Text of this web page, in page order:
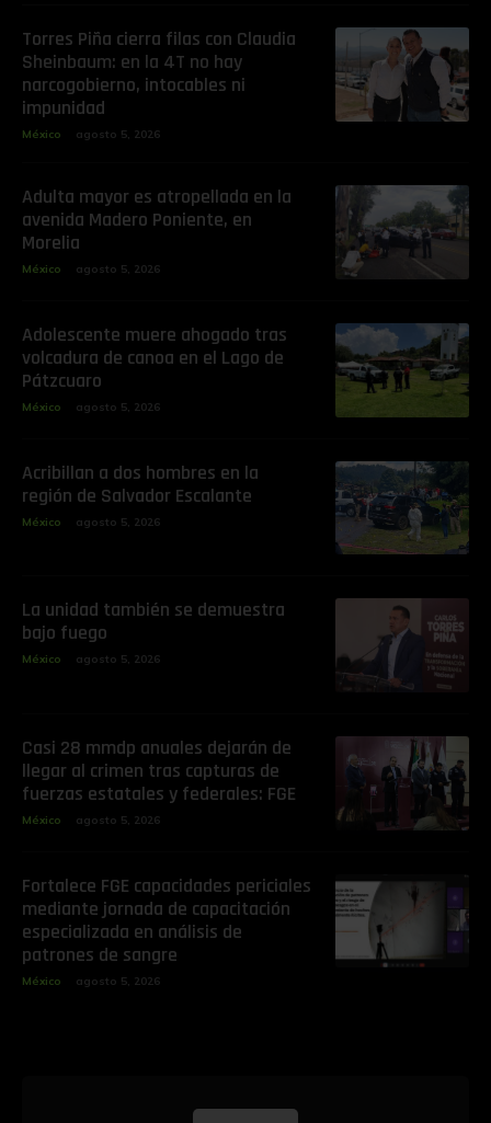
Torres Piña cierra filas con Claudia
Sheinbaum: en la 4T no hay
narcogobierno, intocables ni
impunidad
México agosto 5, 2026
Adulta mayor es atropellada en la
avenida Madero Poniente, en
Morelia
México agosto 5, 2026
Adolescente muere ahogado tras
volcadura de canoa en el Lago de
Pátzcuaro
México agosto 5, 2026
Acribillan a dos hombres en la
región de Salvador Escalante
México agosto 5, 2026
La unidad también se demuestra
bajo fuego
México agosto 5, 2026
Casi 28 mmdp anuales dejarán de
llegar al crimen tras capturas de
fuerzas estatales y federales: FGE
México agosto 5, 2026
Fortalece FGE capacidades periciales
mediante jornada de capacitación
especializada en análisis de
patrones de sangre
México agosto 5, 2026